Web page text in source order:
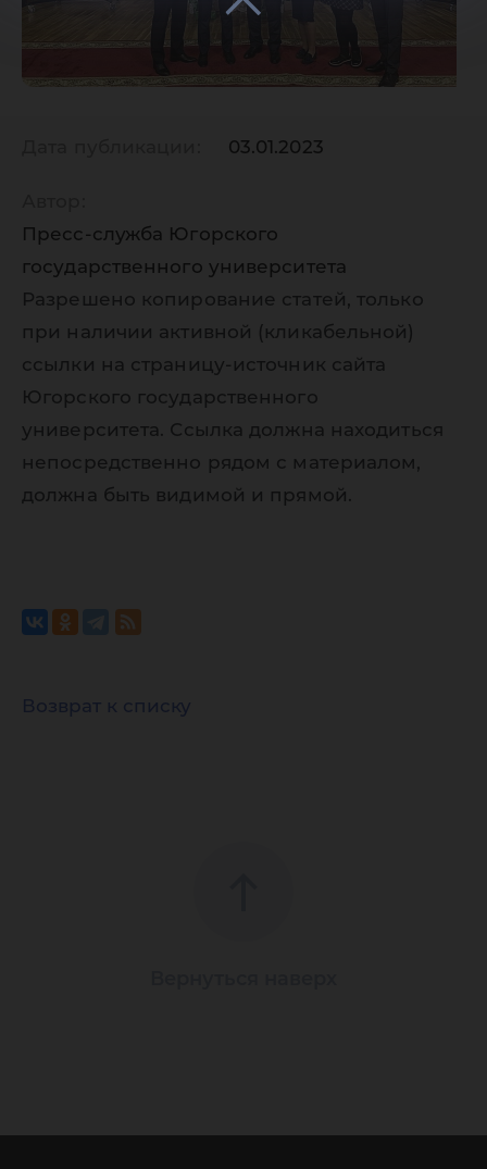
03.01.2023
Пресс-служба Югорского
государственного университета
Разрешено копирование статей, только
при наличии активной (кликабельной)
ссылки на страницу-источник сайта
Югорского государственного
университета. Ссылка должна находиться
непосредственно рядом с материалом,
должна быть видимой и прямой.
Возврат к списку